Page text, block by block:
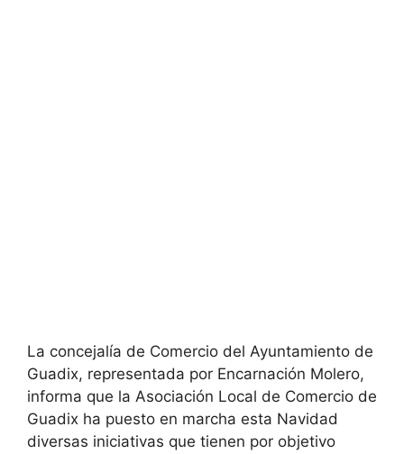
La concejalía de Comercio del Ayuntamiento de
Guadix, representada por Encarnación Molero,
informa que la Asociación Local de Comercio de
Guadix ha puesto en marcha esta Navidad
diversas iniciativas que tienen por objetivo